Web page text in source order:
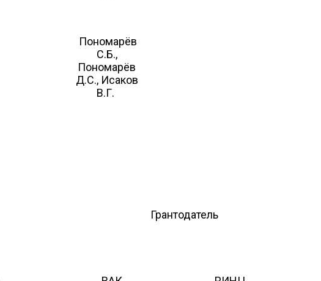
Пономарёв
С.Б.,
Пономарёв
Д.С., Исаков
В.Г.
Грантодатель